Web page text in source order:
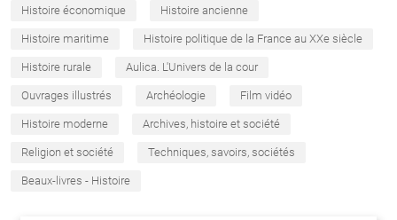
Histoire économique Histoire ancienne
Histoire maritime Histoire politique de la France au XXe siècle
Histoire rurale Aulica. L'Univers de la cour
Ouvrages illustrés Archéologie Film vidéo
Histoire moderne Archives, histoire et société
Religion et société Techniques, savoirs, sociétés
Beaux-livres - Histoire